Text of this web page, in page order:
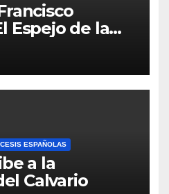
Espejo de la
ESPAÑOLAS
a la
Calvario